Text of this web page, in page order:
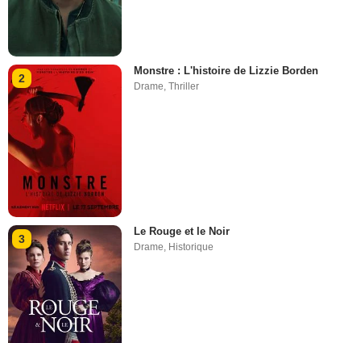
2
Monstre : L'histoire de Lizzie Borden
Drame,Thriller
3
Le Rouge et le Noir
Drame Historique